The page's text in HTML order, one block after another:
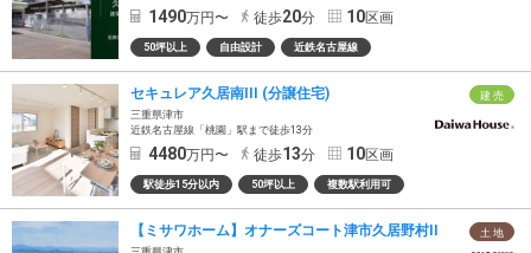
1490万円〜 徒歩20分 10区画
50坪以上 自由設計 近鉄名古屋線
建 売
セキュレア久居南III (分譲住宅)
三重県津市
近鉄名古屋線「桃園」駅まで徒歩13分
4480万円〜 徒歩13分 10区画
駅徒歩15分以内 50坪以上 複数駅利用可
土 地
【ミサワホーム】オナーズコート津市久居野村II